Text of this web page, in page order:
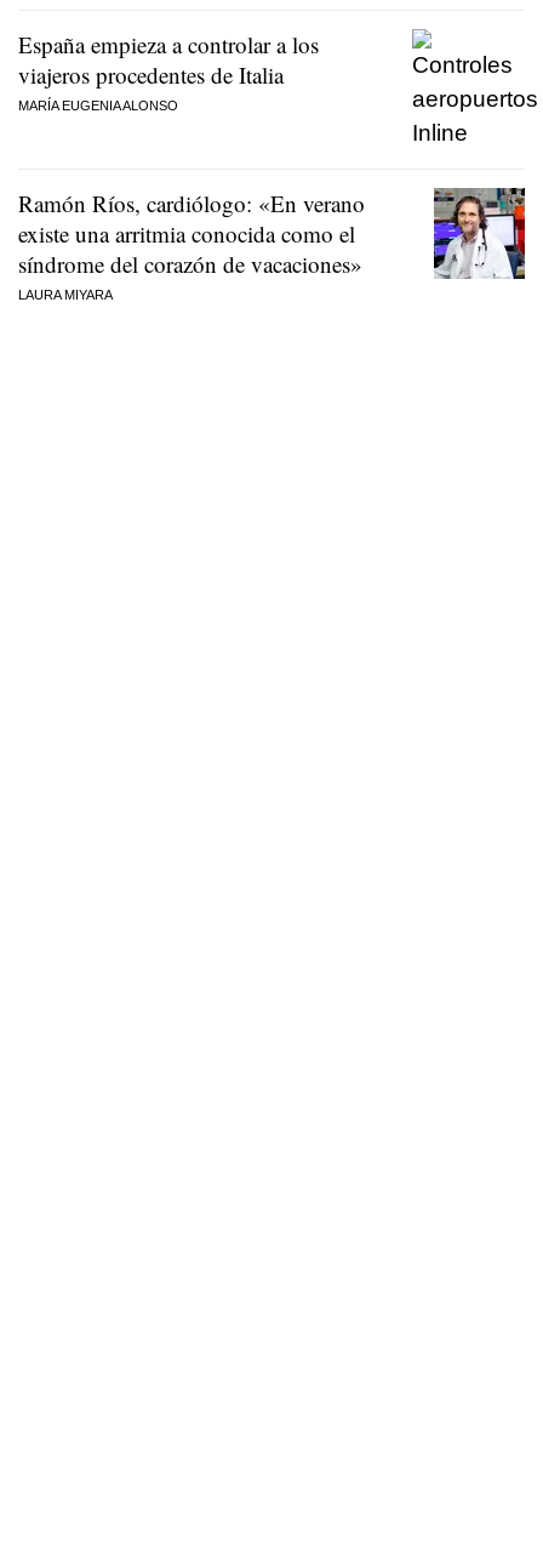
España empieza a controlar a los
viajeros procedentes de Italia
MARÍA EUGENIA ALONSO
Ramón Ríos, cardiólogo: «En verano
existe una arritmia conocida como el
síndrome del corazón de vacaciones»
LAURA MIYARA